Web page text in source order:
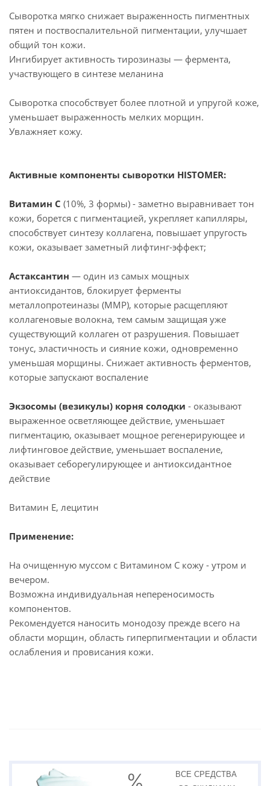
Сыворотка мягко снижает выраженность пигментных
пятен и поствоспалительной пигментации, улучшает
общий тон кожи.
Ингибирует активность тирозиназы — фермента,
участвующего в синтезе меланина
Сыворотка способствует более плотной и упругой коже,
уменьшает выраженность мелких морщин.
Увлажняет кожу.
Активные компоненты сыворотки HISTOMER:
Витамин С (10%, 3 формы) - заметно выравнивает тон
кожи, борется с пигментацией, укрепляет капилляры,
способствует синтезу коллагена, повышает упругость
кожи, оказывает заметный лифтинг-эффект;
Астаксантин — один из самых мощных
антиоксидантов, блокирует ферменты
металлопротеиназы (MMP), которые расщепляют
коллагеновые волокна, тем самым защищая уже
существующий коллаген от разрушения. Повышает
тонус, эластичность и сияние кожи, одновременно
уменьшая морщины. Снижает активность ферментов,
которые запускают воспаление
Экзосомы (везикулы) корня солодки - оказывают
выраженное осветляющее действие, уменьшает
пигментацию, оказывает мощное регенерирующее и
лифтинговое действие, уменьшает воспаление,
оказывает себорегулирующее и антиоксидантное
действие
Витамин Е, лецитин
Применение:
На очищенную муссом с Витамином С кожу - утром и
вечером.
Возможна индивидуальная непереносимость
компонентов.
Рекомендуется наносить монодозу прежде всего на
области морщин, область гиперпигментации и области
ослабления и провисания кожи.
ВСЕ СРЕДСТВА